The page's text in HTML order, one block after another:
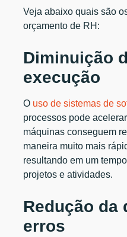
Veja abaixo quais são
orçamento de RH:
Diminuição
execução
O uso de sistemas de
processos pode
máquinas conseguem
maneira muito mais
resultando em um
projetos e atividades.
Redução da
erros